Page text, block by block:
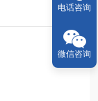
电话咨询
微信咨询